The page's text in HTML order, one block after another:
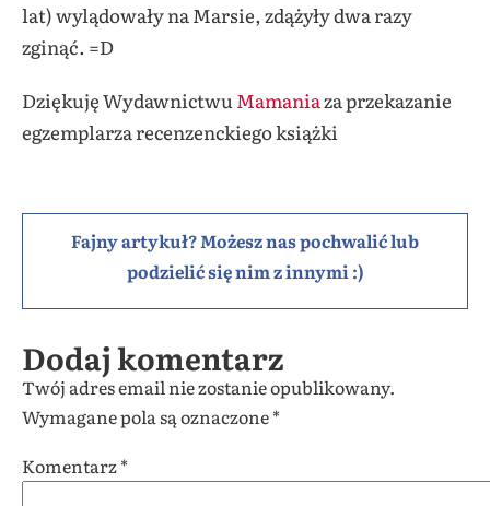
lat) wylądowały na Marsie, zdążyły dwa razy
zginąć. =D
Dziękuję WydawnictwuMamaniaza przekazanie
egzemplarza recenzenckiego książki
Fajny artykuł? Możesz nas pochwalić lub
podzielić się nim z innymi :)
Dodaj komentarz
Twój adres email nie zostanie opublikowany.
Wymagane pola są oznaczone*
Komentarz*